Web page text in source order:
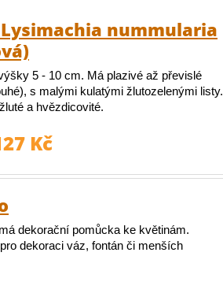
nummularia
5 - 10 cm. Má plazivé až převislé
s malými kulatými žlutozelenými listy.
a hvězdicovité.
Kč
dekorační pomůcka ke květinám.
dekoraci váz, fontán či menších